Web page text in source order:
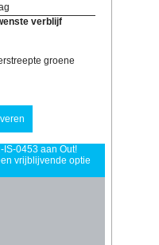
verblijf
groene
IS-0453 aan Out!
vrijblijvende optie